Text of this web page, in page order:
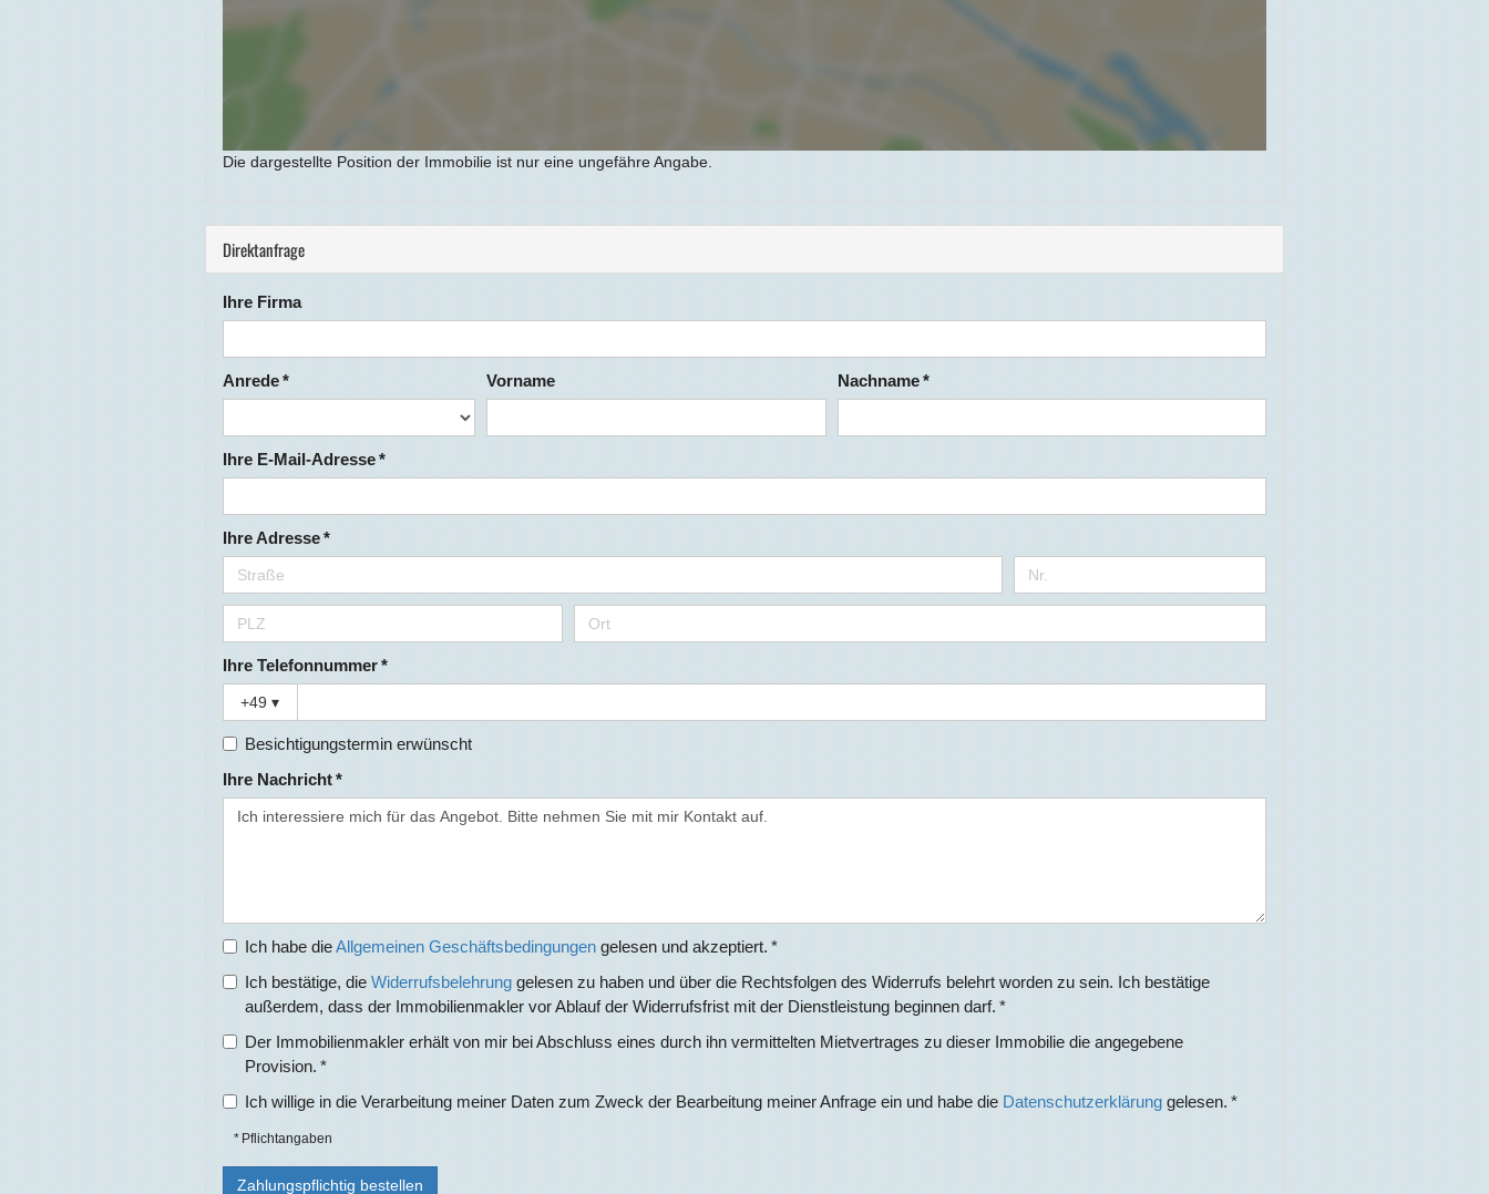
Die dargestellte Position der Immobilie ist nur eine ungefähre Angabe.
Direktanfrage
Ihre Firma
Anrede * Vorname Nachname *
Ihre E-Mail-Adresse *
Ihre Adresse *
Ihre Telefonnummer *
+49 ▾
Besichtigungstermin erwünscht
Ihre Nachricht *
Ich habe dieAllgemeinen Geschäftsbedingungen gelesen und akzeptiert. *
Ich bestätige, die Widerrufsbelehrung gelesen zu haben und über die Rechtsfolgen des Widerrufs belehrt worden zu sein. Ich bestätige
außerdem, dass der Immobilienmakler vor Ablauf der Widerrufsfrist mit der Dienstleistung beginnen darf. *
Der Immobilienmakler erhält von mir bei Abschluss eines durch ihn vermittelten Mietvertrages zu dieser Immobilie die angegebene
Provision. *
Ich willige in die Verarbeitung meiner Daten zum Zweck der Bearbeitung meiner Anfrage ein und habe die Datenschutzerklärung gelesen. *
* Pflichtangaben
Zahlungspflichtig bestellen